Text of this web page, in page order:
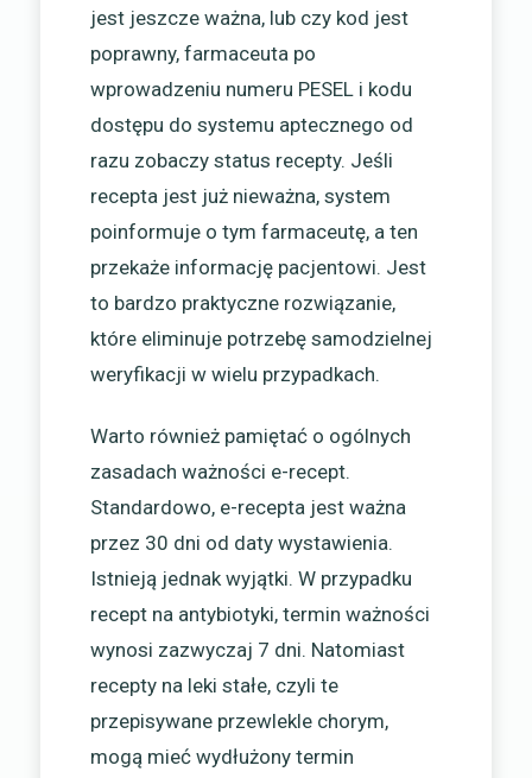
jest jeszcze ważna, lub czy kod jest
poprawny, farmaceuta po
wprowadzeniu numeru PESEL i kodu
dostępu do systemu aptecznego od
razu zobaczy status recepty. Jeśli
recepta jest już nieważna, system
poinformuje o tym farmaceutę, a ten
przekaże informację pacjentowi. Jest
to bardzo praktyczne rozwiązanie,
które eliminuje potrzebę samodzielnej
weryfikacji w wielu przypadkach.
Warto również pamiętać o ogólnych
zasadach ważności e-recept.
Standardowo, e-recepta jest ważna
przez 30 dni od daty wystawienia.
Istnieją jednak wyjątki. W przypadku
recept na antybiotyki, termin ważności
wynosi zazwyczaj 7 dni. Natomiast
recepty na leki stałe, czyli te
przepisywane przewlekle chorym,
mogą mieć wydłużony termin